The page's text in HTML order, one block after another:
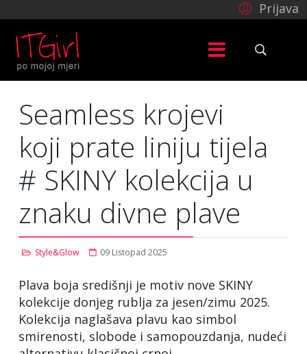
Prijava
Seamless krojevi
koji prate liniju tijela
# SKINY kolekcija u
znaku divne plave
Style&Glow 09 Listopad 2025
Plava boja središnji je motiv nove SKINY
kolekcije donjeg rublja za jesen/zimu 2025.
Kolekcija naglašava plavu kao simbol
smirenosti, slobode i samopouzdanja, nudeći